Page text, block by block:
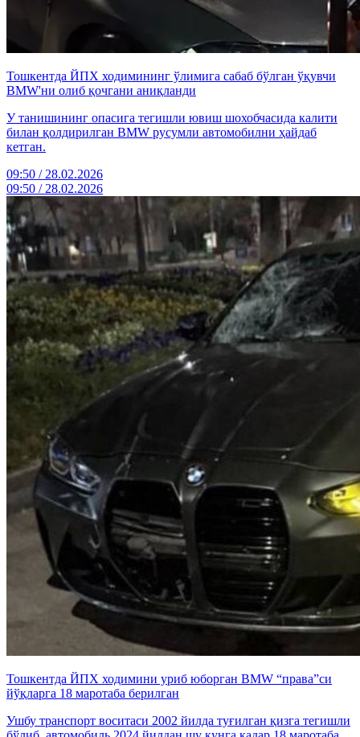
Тошкентда ЙПХ ходимининг ўлимига сабаб бўлган ўқувчи
BMW'ни олиб қочгани аниқланди
У танишининг опасига тегишли ювиш шохобчасида калити
билан қолдирилган BMW русумли автомобилни ҳайдаб
кетган.
09:50 / 28.02.2026
09:50 / 28.02.2026
Тошкентда ЙПХ ходимини уриб юборган BMW “права”си
йўқларга 18 маротаба берилган
Ушбу транспорт воситаси 2002 йилда туғилган қизга тегишли